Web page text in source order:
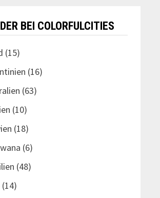
BEI COLORFULCITIES
(15)
(16)
(63)
(10)
(18)
(6)
(48)
(14)